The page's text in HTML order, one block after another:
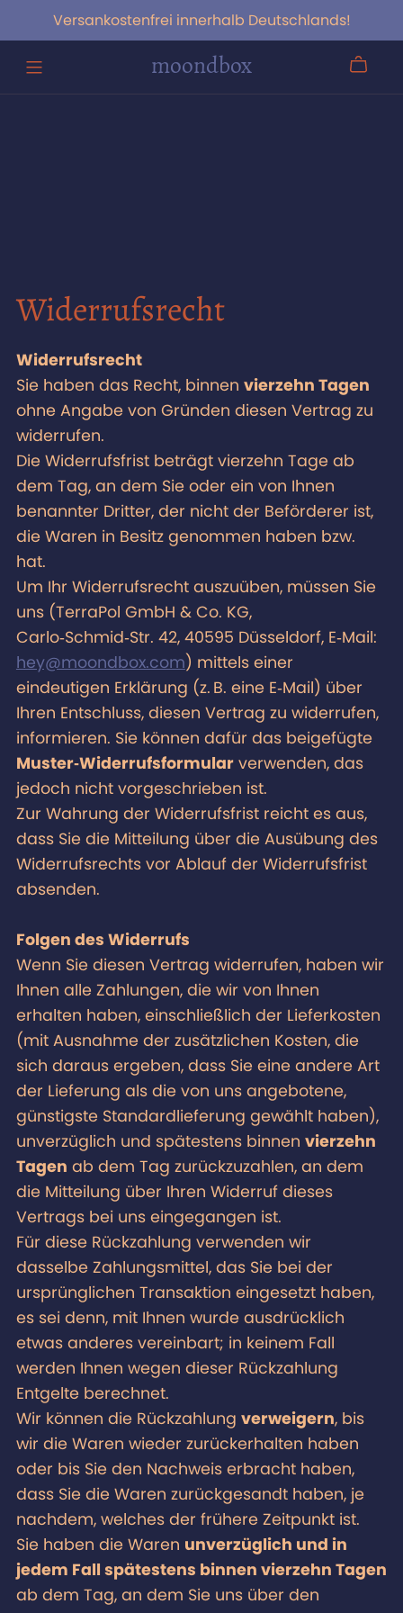
Versankostenfrei innerhalb Deutschlands!
moondbox
Widerrufsrecht
Widerrufsrecht
Sie haben das Recht, binnen vierzehn Tagen
ohne Angabe von Gründen diesen Vertrag zu
widerrufen.
Die Widerrufsfrist beträgt vierzehn Tage ab
dem Tag, an dem Sie oder ein von Ihnen
benannter Dritter, der nicht der Beförderer ist,
die Waren in Besitz genommen haben bzw.
hat.
Um Ihr Widerrufsrecht auszuüben, müssen Sie
uns (TerraPol GmbH & Co. KG,
Carlo‑Schmid‑Str. 42, 40595 Düsseldorf, E‑Mail:
hey@moondbox.com) mittels einer
eindeutigen Erklärung (z. B. eine E‑Mail) über
Ihren Entschluss, diesen Vertrag zu widerrufen,
informieren. Sie können dafür das beigefügte
Muster‑Widerrufsformularverwenden, das
jedoch nicht vorgeschrieben ist.
Zur Wahrung der Widerrufsfrist reicht es aus,
dass Sie die Mitteilung über die Ausübung des
Widerrufsrechts vor Ablauf der Widerrufsfrist
absenden.
Folgen des Widerrufs
Wenn Sie diesen Vertrag widerrufen, haben wir
Ihnen alle Zahlungen, die wir von Ihnen
erhalten haben, einschließlich der Lieferkosten
(mit Ausnahme der zusätzlichen Kosten, die
sich daraus ergeben, dass Sie eine andere Art
der Lieferung als die von uns angebotene,
günstigste Standardlieferung gewählt haben),
unverzüglich und spätestens binnen vierzehn
Tagen ab dem Tag zurückzuzahlen, an dem
die Mitteilung über Ihren Widerruf dieses
Vertrags bei uns eingegangen ist.
Für diese Rückzahlung verwenden wir
dasselbe Zahlungsmittel, das Sie bei der
ursprünglichen Transaktion eingesetzt haben,
es sei denn, mit Ihnen wurde ausdrücklich
etwas anderes vereinbart; in keinem Fall
werden Ihnen wegen dieser Rückzahlung
Entgelte berechnet.
Wir können die Rückzahlung verweigern, bis
wir die Waren wieder zurückerhalten haben
oder bis Sie den Nachweis erbracht haben,
dass Sie die Waren zurückgesandt haben, je
nachdem, welches der frühere Zeitpunkt ist.
Sie haben die Waren unverzüglich und in
jedem Fall spätestens binnen vierzehn Tagen
ab dem Tag, an dem Sie uns über den